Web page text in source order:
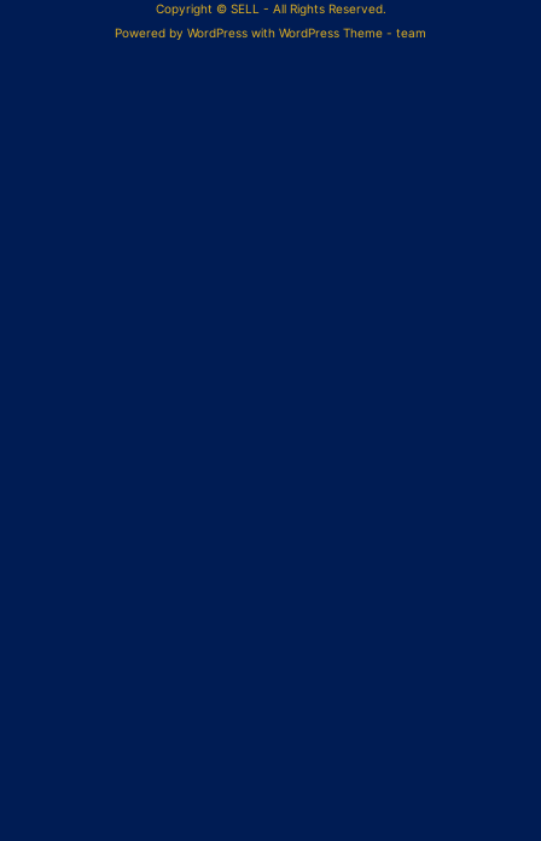
Copyright © SELL - All Rights Reserved.
Powered by WordPress with WordPress Theme - team